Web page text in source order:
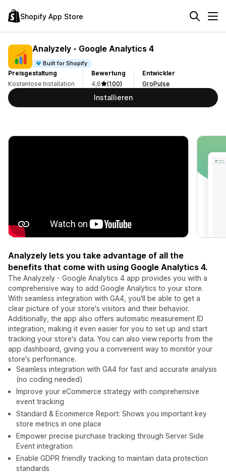
Shopify App Store
Analyzely ‑ Google Analytics 4
Built for Shopify
Preisgestaltung
Kostenlose Installation
Bewertung
4,6
(100)
Entwickler
GroPulse
Installieren
Analyzely lets you take advantage of all the
benefits that come with using Google Analytics 4.
The Analyzely - Google Analytics 4 app provides you with a
comprehensive way to add Google Analytics to your store.
With seamless integration with GA4, you'll be able to get a
clear picture of your store's visitors and their behavior.
Additionally, the app also offers automatic measurement ID
integration, making it even easier for you to set up and start
tracking your store's data. You can also view reports from the
app dashboard, giving you a convenient way to monitor your
store's performance.
Seamless integration with GA4 for fast and accurate analysis
(no coding needed)
Improve your eCommerce strategy with comprehensive
event tracking
Standard & Ecommerce Report: Shows you important key
store metrics in one place
Empower precise purchase tracking through Server Side
Event integration
Enable GDPR friendly tracking to maintain data protection
standards